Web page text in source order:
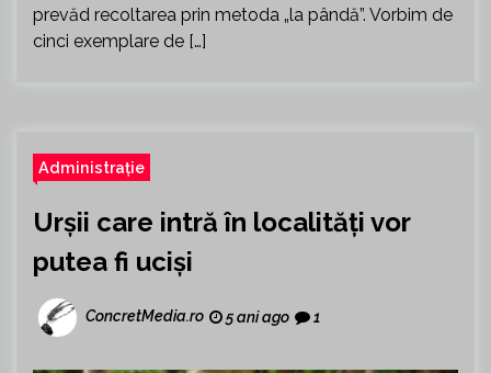
prevăd recoltarea prin metoda „la pândă”. Vorbim de
cinci exemplare de […]
Administrație
Urșii care intră în localități vor
putea fi uciși
ConcretMedia.ro 5 ani ago 1